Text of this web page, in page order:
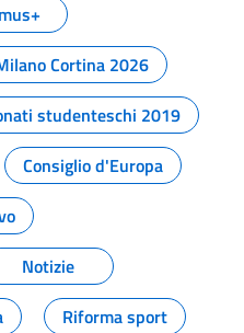
Cortina 2026
studenteschi 2019
Consiglio d'Europa
Notizie
Riforma sport